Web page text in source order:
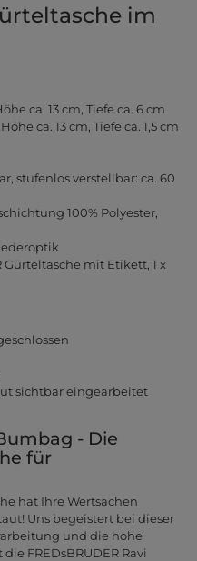
im
ca. 13 cm, Tiefe ca. 6 cm
ca. 13 cm, Tiefe ca. 1,5 cm
stufenlos verstellbar: ca. 60
100% Polyester,
Gürteltasche mit Etikett, 1 x
sichtbar eingearbeitet
- Die
für
hat Ihre Wertsachen
Uns begeistert bei dieser
und die hohe
FREDsBRUDER Ravi